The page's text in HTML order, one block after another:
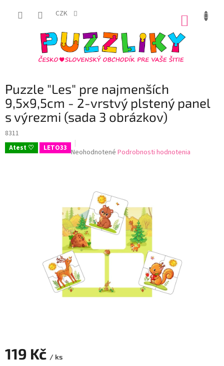
CZK
Puzzle "Les" pre najmenších
9,5x9,5cm - 2-vrstvý plstený panel
s výrezmi (sada 3 obrázkov)
8311
Atest ♡ LETO33 Priemerné
5
hviezdičiek.
Neohodnotené Podrobnosti hodnotenia
119 Kč / ks